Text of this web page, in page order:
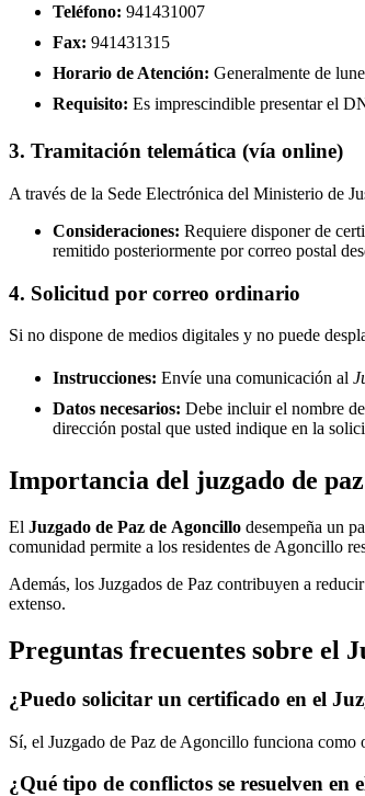
Teléfono: 941431007
Fax: 941431315
Horario de Atención: Generalmente de
Requisito: Es imprescindible presentar el
3. Tramitación telemática (vía online)
A través de la Sede Electrónica del Ministerio de
Consideraciones: Requiere disponer de
remitido posteriormente por correo postal
4. Solicitud por correo ordinario
Si no dispone de medios digitales y no puede
Instrucciones: Envíe una comunicación al
Datos necesarios: Debe incluir el nombre
dirección postal que usted indique en la
Importancia del juzgado de
El Juzgado de Paz de Agoncillo desempeña un
comunidad permite a los residentes de Agoncillo
Además, los Juzgados de Paz contribuyen a
extenso.
Preguntas frecuentes sobre el
¿Puedo solicitar un certificado en el
Sí, el Juzgado de Paz de Agoncillo funciona como
¿Qué tipo de conflictos se resuelven en